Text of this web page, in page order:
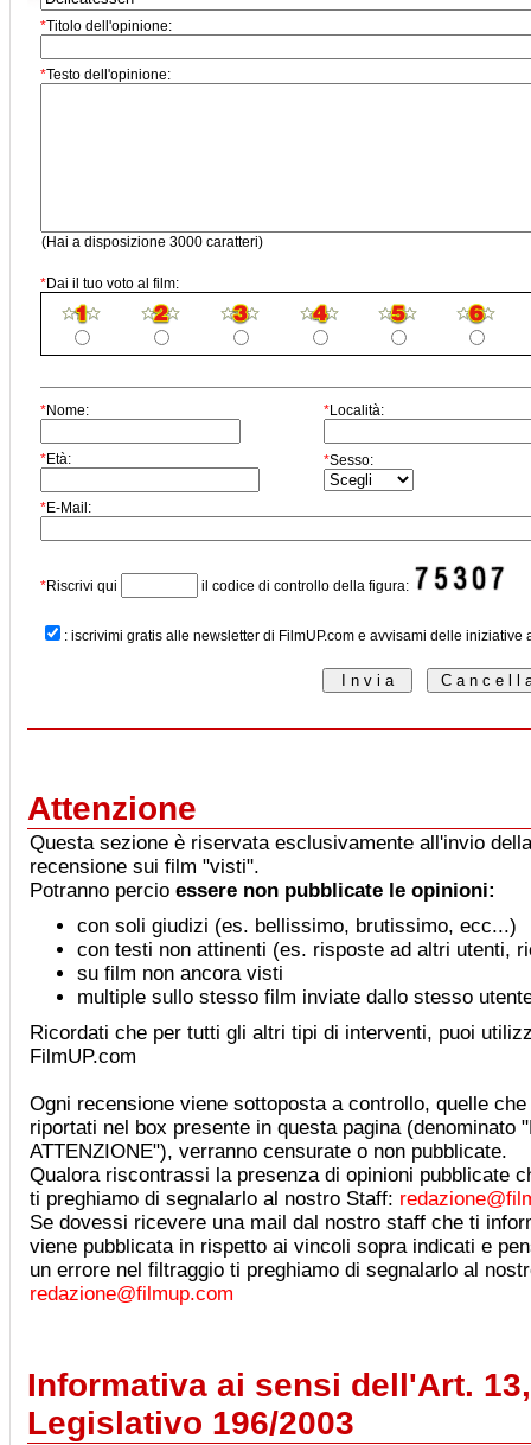
*Titolo dell'opinione:
*Testo dell'opinione:
(Hai a disposizione 3000 caratteri)
*Dai il tuo voto al film:
*Nome: *Località:
*Età: *Sesso:
*E-Mail:
*Riscrivi qui il codice di controllo della figura:
: iscrivimi gratis alle newsletter di FilmUP.com e avvisami delle iniziative
Attenzione
Questa sezione è riservata esclusivamente all'invio
recensione sui film "visti".
Potranno percio essere non pubblicate le opinioni:
con soli giudizi (es. bellissimo, brutissimo, ecc...)
con testi non attinenti (es. risposte ad altri utenti,
su film non ancora visti
multiple sullo stesso film inviate dallo stesso
Ricordati che per tutti gli altri tipi di interventi, puoi
FilmUP.com
Ogni recensione viene sottoposta a controllo, quelle
riportati nel box presente in questa pagina (denominato
ATTENZIONE"), verranno censurate o non pubblicate.
Qualora riscontrassi la presenza di opinioni pubblicate
ti preghiamo di segnalarlo al nostro Staff:
Se dovessi ricevere una mail dal nostro staff che ti
viene pubblicata in rispetto ai vincoli sopra indicati e
un errore nel filtraggio ti preghiamo di segnalarlo al
redazione@filmup.com
Informativa ai sensi dell'Art.
Legislativo 196/2003